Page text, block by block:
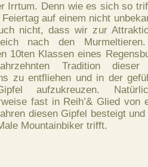
Irrtum. Denn wie es sich so
auf einem nicht
nicht, dass wir zur
nach den
10ten Klassen eines
Tradition dieser
zu entfliehen und in der
aufzukreuzen.
fast in Reih’& Glied von
diesen Gipfel besteigt
Mountainbiker trifft.